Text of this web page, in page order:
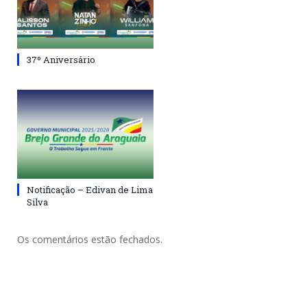
37º Aniversário
Notificação – Edivan de Lima
Silva
Os comentários estão fechados.